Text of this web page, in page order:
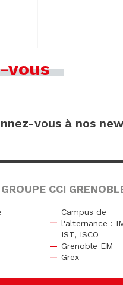
vous
vous à nos
CCI
Campus de
l'alternance :
IST, ISCO
Grenoble EM
Grex